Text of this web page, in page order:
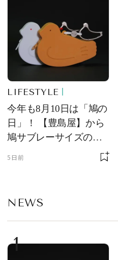
LIFESTYLE
今年も8月10日は「鳩の
日」！ 【豊島屋】から
鳩サブレーサイズのポ
ーチ「はとっこ」を限
5日前
NEWS
1